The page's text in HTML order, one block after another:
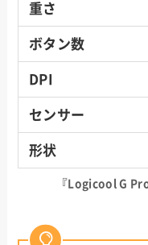
重さ
ボタン数
DPI
センサー
形状
『Logicool G